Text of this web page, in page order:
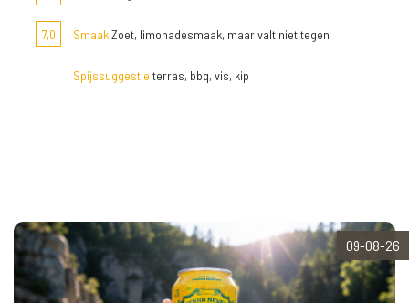
7,0 SmaakZoet, limonadesmaak, maar valt niet tegen
Spijssuggestie terras, bbq, vis, kip
09-08-26